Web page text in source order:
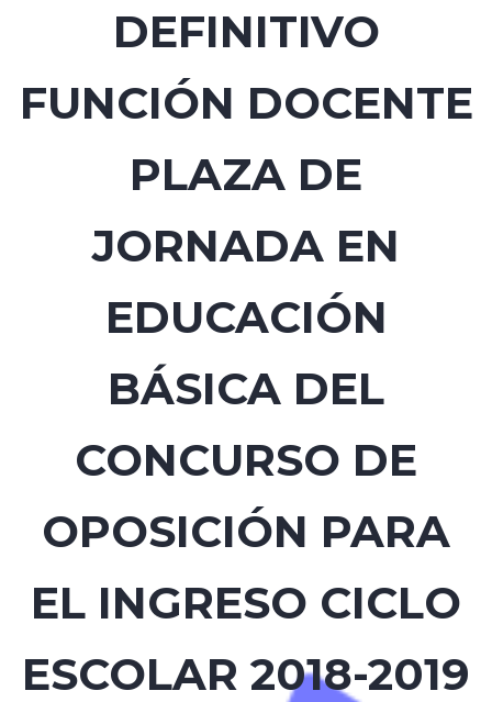
DEFINITIVO
FUNCIÓN DOCENTE
PLAZA DE
JORNADA EN
EDUCACIÓN
BÁSICA DEL
CONCURSO DE
OPOSICIÓN PARA
EL INGRESO CICLO
ESCOLAR 2018-2019